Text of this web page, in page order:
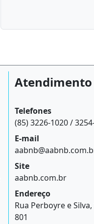
Atendimento
Telefones
(85) 3226-1020 /
E-mail
Site
aabnb.com.br
Endereço
Rua Perboyre e Silva,
801